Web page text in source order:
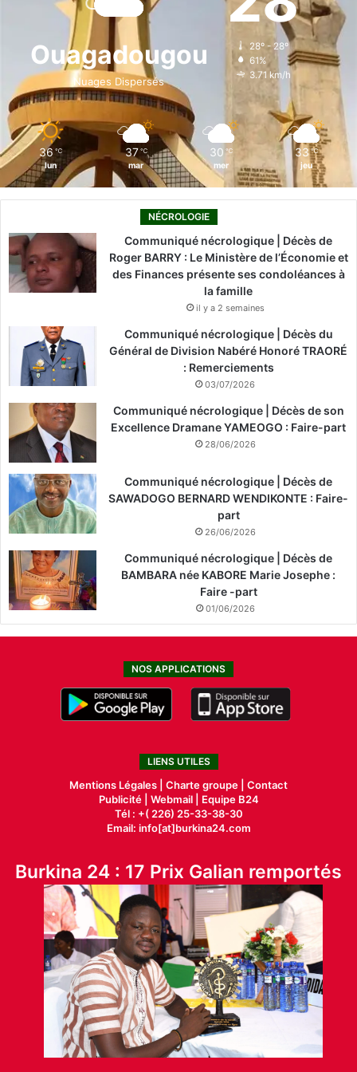
b
o
k
i
n
a
g
r
o
k
Ouagadougou
Nuages Dispersés
28º - 28º
61%
3.71 km/h
36 ℃
lun
37 ℃
mar
30 ℃
mer
33 ℃
jeu
NÉCROLOGIE
Communiqué nécrologique | Décès de
Roger BARRY : Le Ministère de l’Économie et
des Finances présente ses condoléances à
la famille
il y a 2 semaines
Communiqué nécrologique | Décès du
Général de Division Nabéré Honoré TRAORÉ
: Remerciements
03/07/2026
Communiqué nécrologique | Décès de son
Excellence Dramane YAMEOGO : Faire-part
28/06/2026
Communiqué nécrologique | Décès de
SAWADOGO BERNARD WENDIKONTE : Faire-
part
26/06/2026
Communiqué nécrologique | Décès de
BAMBARA née KABORE Marie Josephe :
Faire -part
01/06/2026
NOS APPLICATIONS
LIENS UTILES
Mentions Légales | Charte groupe | Contact
Publicité| Webmail |
Equipe B24
Tél : +( 226) 25-33-38-30
Email: info[at]burkina24.com
Burkina 24 : 17 Prix Galian remportés